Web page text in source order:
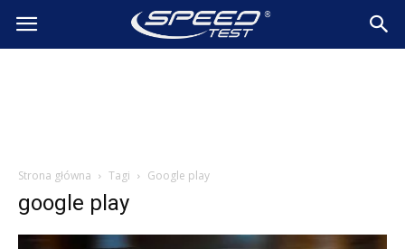
SpeedTest.pl
Strona główna Tagi Google play
google play